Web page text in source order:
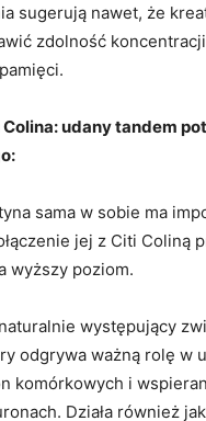
sugerują nawet, że
zdolność
udany tandem
sama w sobie ma
jej z Citi Coliną
wyższy poziom.
występujący
odgrywa ważną rolę w
komórkowych i
Działa również